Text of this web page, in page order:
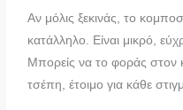
Αν μόλις ξεκινάς, το
κατάλληλο. Είναι μικρό,
Μπορείς να το φοράς στον
τσέπη, έτοιμο για κάθε